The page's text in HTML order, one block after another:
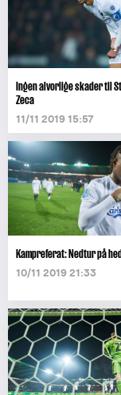
Ingen alvorlige skader til
Zeca
11/11 2019 15:57
Kampreferat: Nedtur på
10/11 2019 21:33